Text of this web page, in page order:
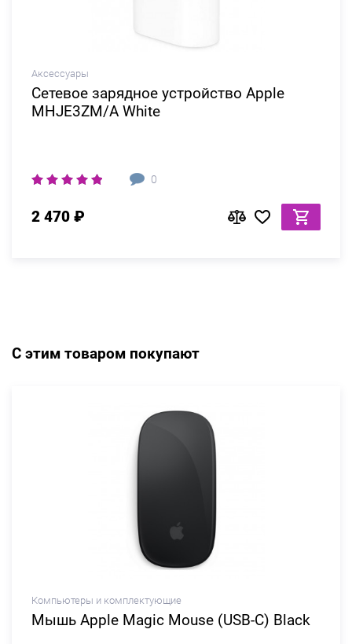
Аксессуары
Сетевое зарядное устройство Apple
MHJE3ZM/A White
0
2 470 ₽
С этим товаром покупают
Компьютеры и комплектующие
Мышь Apple Magic Mouse (USB-C) Black